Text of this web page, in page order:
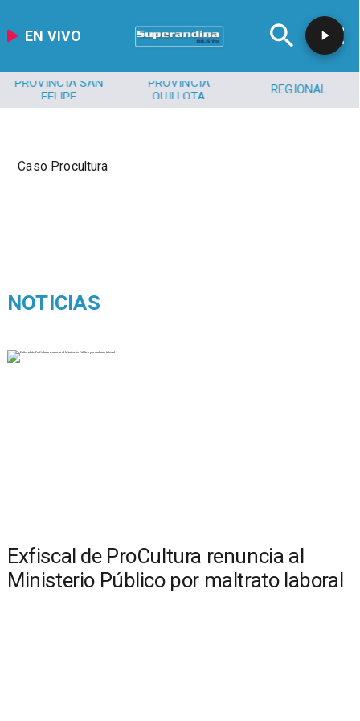
EN VIVO
PROVINCIA SAN
FELIPE
PROVINCIA
QUILLOTA
REGIONAL
Caso Procultura
NOTICIAS
Exfiscal de ProCultura renuncia al
Ministerio Público por maltrato laboral